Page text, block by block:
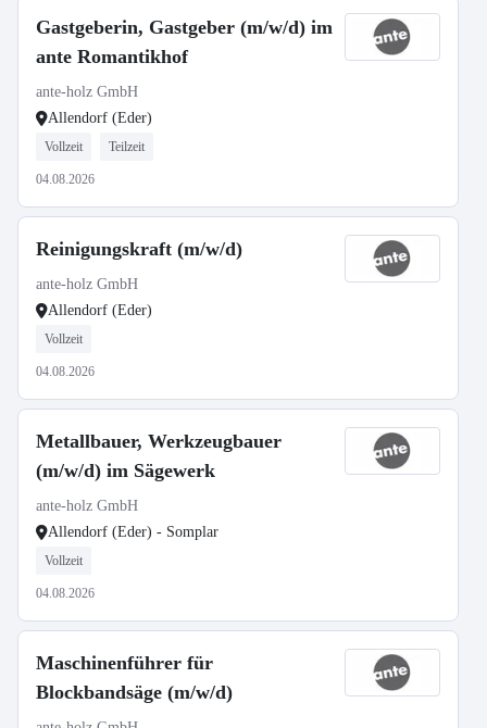
Gastgeberin, Gastgeber (m/w/d) im
ante Romantikhof
ante-holz GmbH
Allendorf (Eder)
Vollzeit Teilzeit
04.08.2026
Reinigungskraft (m/w/d)
ante-holz GmbH
Allendorf (Eder)
Vollzeit
04.08.2026
Metallbauer, Werkzeugbauer
(m/w/d) im Sägewerk
ante-holz GmbH
Allendorf (Eder) - Somplar
Vollzeit
04.08.2026
Maschinenführer für
Blockbandsäge (m/w/d)